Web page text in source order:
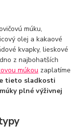
múku,
olej a kakaové
kvapky, lieskové
z najbohatších
múkou zaplatíme
tieto sladkosti
plné výživnej